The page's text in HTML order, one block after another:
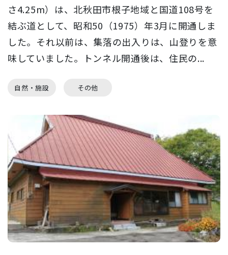
さ4.25m）は、北秋田市根子地域と国道108号を
結ぶ道として、昭和50（1975）年3月に開通しま
した。それ以前は、集落の出入りは、山登りを意
味していました。トンネル開通後は、住民の...
自然・施設 その他